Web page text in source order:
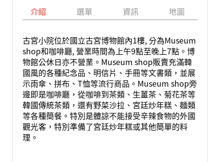
介紹 選單 資訊 地圖
古宮小院位於國立古宮博物館內1樓, 分為Museum
shop和咖啡廳, 營業時間為上午9點至晚上7點。博
物館公休日亦不營業。Museum shop販賣充滿韓
國風的各種紀念品、明信片、手冊等文書類，並展
示雨傘、拼布、T恤等流行商品。Museum shop旁
邊即是咖啡廳，從咖啡到茶類、生薑茶、菊花茶等
韓國傳統茶類，還有野菜沙拉、宮廷炒年糕、麵類
等各種簡餐。特別是體諒不能接受辛辣食物的外國
觀光客，特別準備了宮廷炒年糕或其他簡單的料
理。